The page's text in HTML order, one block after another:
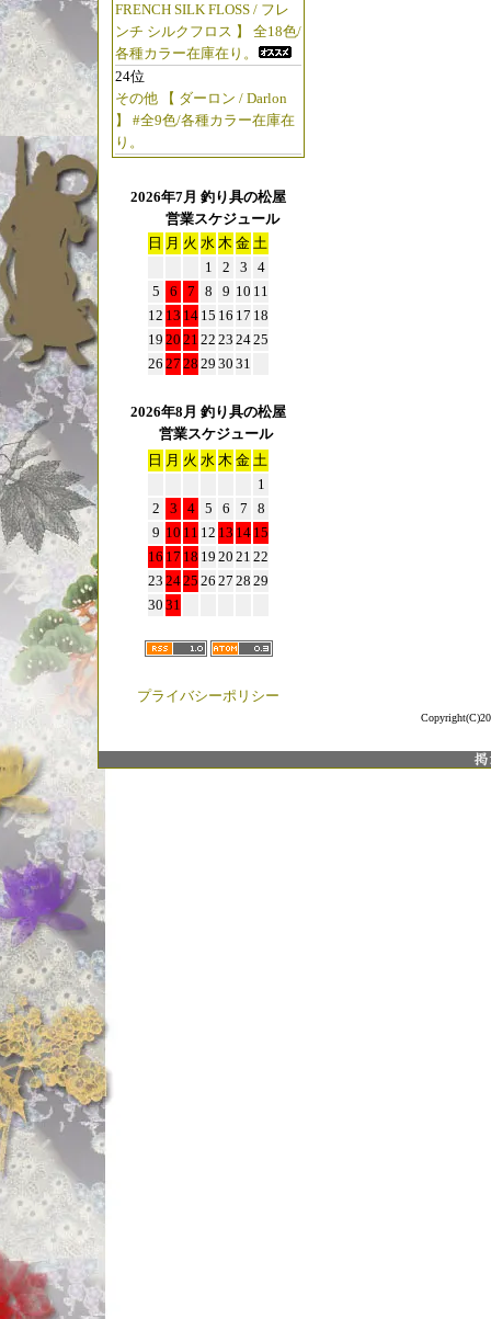
FRENCH SILK FLOSS / フレ
ンチ シルクフロス 】 全18色/
各種カラー在庫在り。
24位
その他 【 ダーロン / Darlon
】 #全9色/各種カラー在庫在
り。
2026年7月 釣り具の松屋
営業スケジュール
日 月 火 水 木 金 土
1
2 3
4
5
6 7 8 9 10 11
12 13 14 15 16 17 18
19 20 21 22 23 2425
26 27 28 29 30 31
2026年8月 釣り具の松屋
営業スケジュール
日 月 火 水 木 金 土
1
2
3 4 5 6 7
8
9 10 11 12 13 14 15
16 17 18 19 20 21 22
23 2425 26 27 28 29
30 31
プライバシーポリシー